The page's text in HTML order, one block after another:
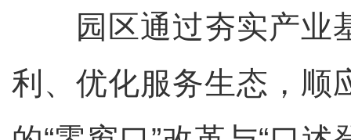
园区通过夯实产业
利、优化服务生态，顺